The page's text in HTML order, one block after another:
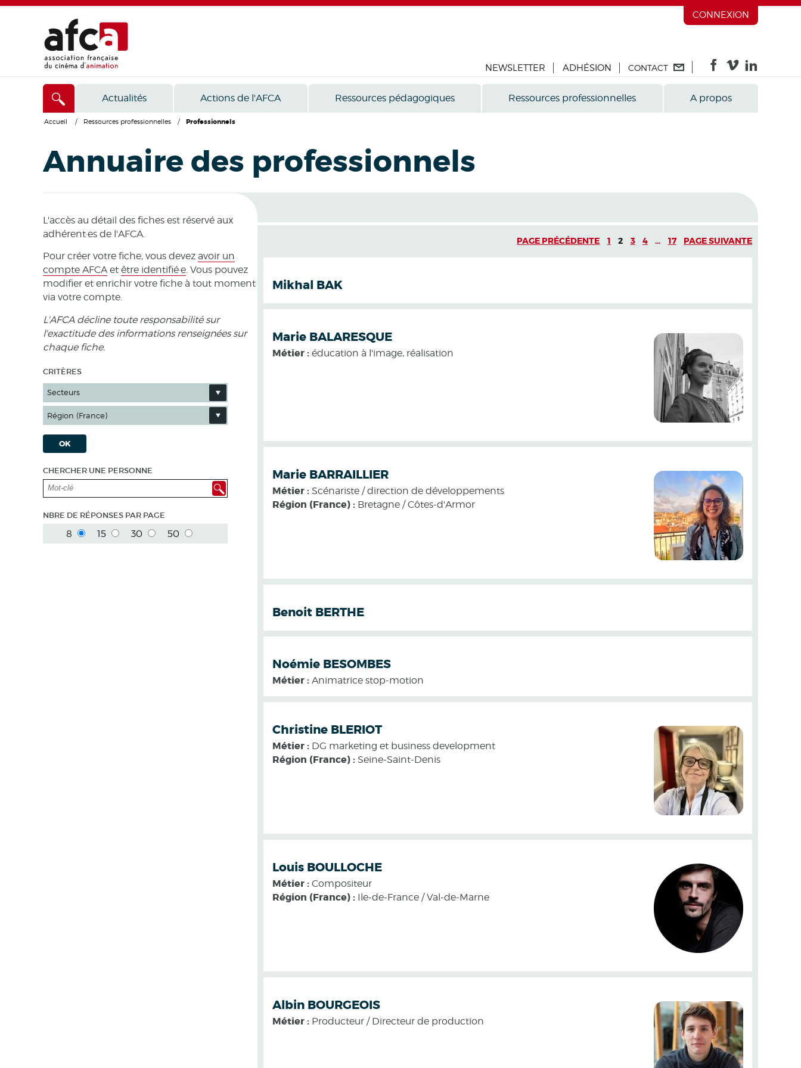
CONNEXION
NEWSLETTER ADHÉSION CONTACT
Actualités Actions de l'AFCA Ressources pédagogiques Ressources professionnelles A propos
Accueil / Ressources professionnelles / Professionnels
Annuaire des professionnels
L'accès au détail des fiches est réservé aux
adhérent·es de l'AFCA.
Pour créer votre fiche, vous devez avoir un
compte AFCAet être identifié·e. Vous pouvez
modifier et enrichir votre fiche à tout moment
via votre compte.
L'AFCA décline toute responsabilité sur
l'exactitude des informations renseignées sur
chaque fiche.
CRITÈRES
Secteurs
Région (France)
OK
CHERCHER UNE PERSONNE
NBRE DE RÉPONSES PAR PAGE
8 15 30 50
PAGE PRÉCÉDENTE 1 2 3 4 ... 17 PAGE SUIVANTE
Mikhal BAK
Marie BALARESQUE
Métier : éducation à l'image, réalisation
Marie BARRAILLIER
Métier : Scénariste / direction de développements
Région (France) : Bretagne / Côtes-d'Armor
Benoit BERTHE
Noémie BESOMBES
Métier : Animatrice stop-motion
Christine BLERIOT
Métier : DG marketing et business development
Région (France) : Seine-Saint-Denis
Louis BOULLOCHE
Métier : Compositeur
Région (France) : Ile-de-France / Val-de-Marne
Albin BOURGEOIS
Métier : Producteur / Directeur de production